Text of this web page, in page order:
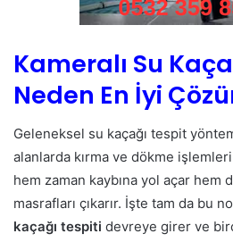
Kameralı Su
Neden En İyi
Geleneksel su kaçağı tespit
alanlarda kırma ve dökme
hem zaman kaybına yol açar hem
masrafları çıkarır. İşte tam da bu
kaçağı tespiti devreye girer ve